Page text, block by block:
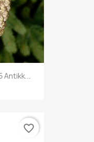
Antikk...
favorite_border